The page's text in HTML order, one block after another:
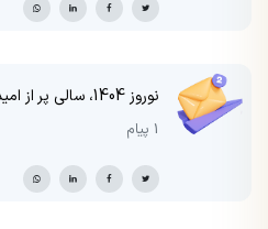
نوروز 1404، سالی پر از امید و رویاهای برآورده
1 پیام